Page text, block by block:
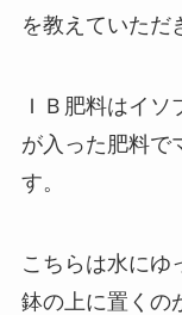
を教えていただ
ＩＢ肥料はイ
が入った肥料で
す。
こちらは水にゆ
鉢の上に置くの